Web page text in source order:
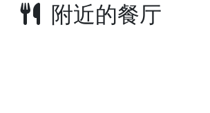
附近的餐厅